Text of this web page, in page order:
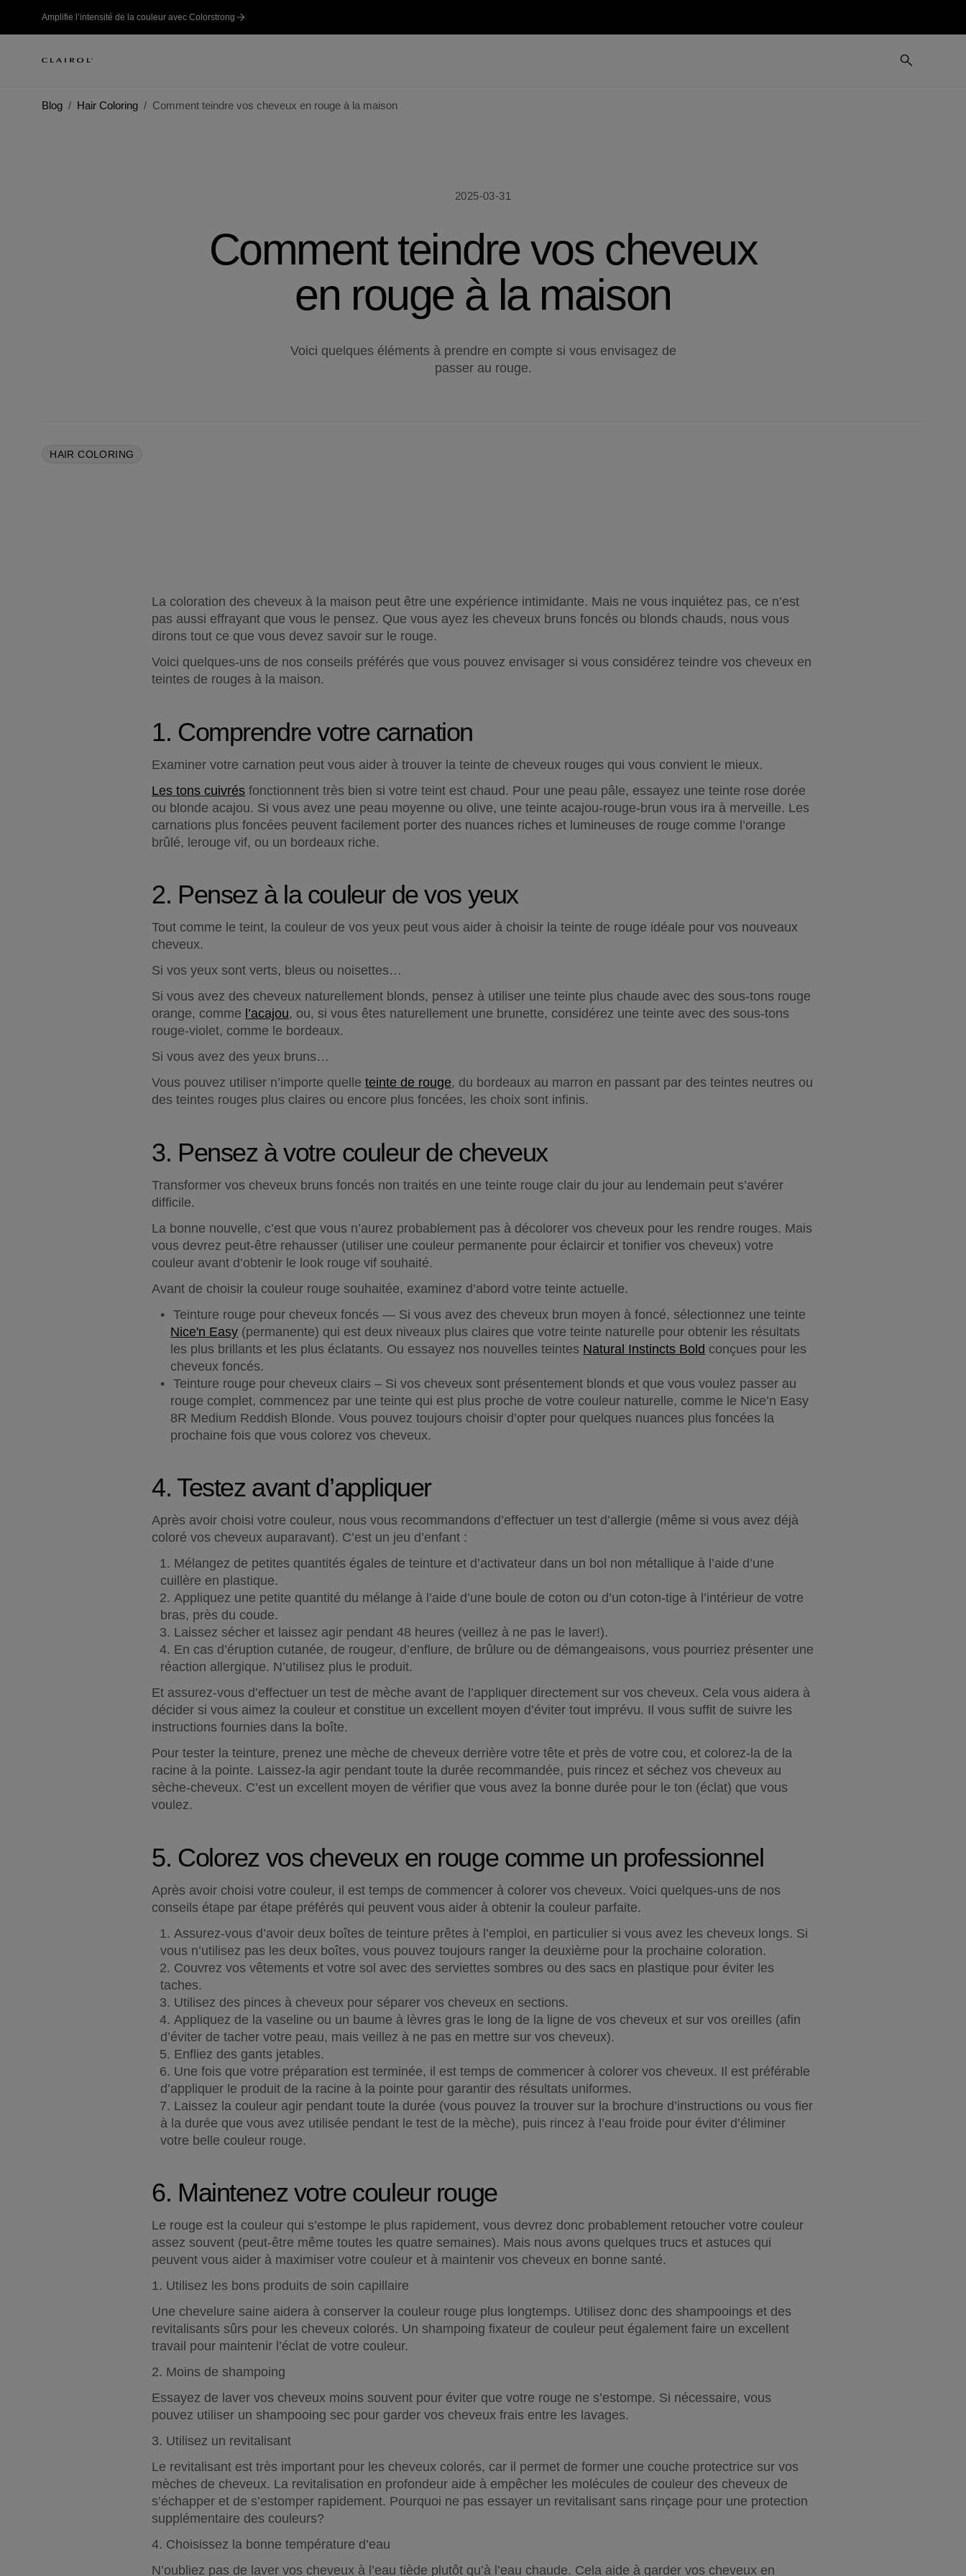
Amplifie l’intensité de la couleur avec Colorstrong
Blog Hair Coloring Comment teindre vos cheveux en rouge à la maison
2025-03-31
Comment teindre vos cheveux
en rouge à la maison
Voici quelques éléments à prendre en compte si vous envisagez de
passer au rouge.
HAIR COLORING
La coloration des cheveux à la maison peut être une expérience intimidante. Mais ne vous inquiétez pas, ce n’est
pas aussi effrayant que vous le pensez. Que vous ayez les cheveux bruns foncés ou blonds chauds, nous vous
dirons tout ce que vous devez savoir sur le rouge.
Voici quelques-uns de nos conseils préférés que vous pouvez envisager si vous considérez teindre vos cheveux en
teintes de rouges à la maison.
1. Comprendre votre carnation
Examiner votre carnation peut vous aider à trouver la teinte de cheveux rouges qui vous convient le mieux.
Les tons cuivrés fonctionnent très bien si votre teint est chaud. Pour une peau pâle, essayez une teinte rose dorée
ou blonde acajou. Si vous avez une peau moyenne ou olive, une teinte acajou-rouge-brun vous ira à merveille. Les
carnations plus foncées peuvent facilement porter des nuances riches et lumineuses de rouge comme l’orange
brûlé, lerouge vif, ou un bordeaux riche.
2. Pensez à la couleur de vos yeux
Tout comme le teint, la couleur de vos yeux peut vous aider à choisir la teinte de rouge idéale pour vos nouveaux
cheveux.
Si vos yeux sont verts, bleus ou noisettes…
Si vous avez des cheveux naturellement blonds, pensez à utiliser une teinte plus chaude avec des sous-tons rouge
orange, comme l’acajou, ou, si vous êtes naturellement une brunette, considérez une teinte avec des sous-tons
rouge-violet, comme le bordeaux.
Si vous avez des yeux bruns…
Vous pouvez utiliser n’importe quelle teinte de rouge, du bordeaux au marron en passant par des teintes neutres ou
des teintes rouges plus claires ou encore plus foncées, les choix sont infinis.
3. Pensez à votre couleur de cheveux
Transformer vos cheveux bruns foncés non traités en une teinte rouge clair du jour au lendemain peut s’avérer
difficile.
La bonne nouvelle, c’est que vous n’aurez probablement pas à décolorer vos cheveux pour les rendre rouges. Mais
vous devrez peut-être rehausser (utiliser une couleur permanente pour éclaircir et tonifier vos cheveux) votre
couleur avant d’obtenir le look rouge vif souhaité.
Avant de choisir la couleur rouge souhaitée, examinez d’abord votre teinte actuelle.
Nice'n Easy (permanente) qui est deux niveaux plus claires que votre teinte naturelle pour obtenir les résultats
les plus brillants et les plus éclatants. Ou essayez nos nouvelles teintes Natural Instincts Bold conçues pour les
cheveux foncés.
Teinture rouge pour cheveux clairs – Si vos cheveux sont présentement blonds et que vous voulez passer au
rouge complet, commencez par une teinte qui est plus proche de votre couleur naturelle, comme le Nice’n Easy
8R Medium Reddish Blonde. Vous pouvez toujours choisir d’opter pour quelques nuances plus foncées la
prochaine fois que vous colorez vos cheveux.
4. Testez avant d’appliquer
Après avoir choisi votre couleur, nous vous recommandons d’effectuer un test d’allergie (même si vous avez déjà
coloré vos cheveux auparavant). C’est un jeu d’enfant :
Mélangez de petites quantités égales de teinture et d’activateur dans un bol non métallique à l’aide d’une
cuillère en plastique.
Appliquez une petite quantité du mélange à l’aide d’une boule de coton ou d’un coton-tige à l’intérieur de votre
bras, près du coude.
Laissez sécher et laissez agir pendant 48 heures (veillez à ne pas le laver!).
En cas d’éruption cutanée, de rougeur, d’enflure, de brûlure ou de démangeaisons, vous pourriez présenter une
réaction allergique. N’utilisez plus le produit.
Et assurez-vous d’effectuer un test de mèche avant de l’appliquer directement sur vos cheveux. Cela vous aidera à
décider si vous aimez la couleur et constitue un excellent moyen d’éviter tout imprévu. Il vous suffit de suivre les
instructions fournies dans la boîte.
Pour tester la teinture, prenez une mèche de cheveux derrière votre tête et près de votre cou, et colorez-la de la
racine à la pointe. Laissez-la agir pendant toute la durée recommandée, puis rincez et séchez vos cheveux au
sèche-cheveux. C’est un excellent moyen de vérifier que vous avez la bonne durée pour le ton (éclat) que vous
voulez.
5. Colorez vos cheveux en rouge comme un professionnel
Après avoir choisi votre couleur, il est temps de commencer à colorer vos cheveux. Voici quelques-uns de nos
conseils étape par étape préférés qui peuvent vous aider à obtenir la couleur parfaite.
Assurez-vous d’avoir deux boîtes de teinture prêtes à l’emploi, en particulier si vous avez les cheveux longs. Si
vous n’utilisez pas les deux boîtes, vous pouvez toujours ranger la deuxième pour la prochaine coloration.
Couvrez vos vêtements et votre sol avec des serviettes sombres ou des sacs en plastique pour éviter les
taches.
Utilisez des pinces à cheveux pour séparer vos cheveux en sections.
Appliquez de la vaseline ou un baume à lèvres gras le long de la ligne de vos cheveux et sur vos oreilles (afin
d’éviter de tacher votre peau, mais veillez à ne pas en mettre sur vos cheveux).
Enfliez des gants jetables.
Une fois que votre préparation est terminée, il est temps de commencer à colorer vos cheveux. Il est préférable
d’appliquer le produit de la racine à la pointe pour garantir des résultats uniformes.
Laissez la couleur agir pendant toute la durée (vous pouvez la trouver sur la brochure d’instructions ou vous fier
à la durée que vous avez utilisée pendant le test de la mèche), puis rincez à l’eau froide pour éviter d’éliminer
votre belle couleur rouge.
6. Maintenez votre couleur rouge
Le rouge est la couleur qui s’estompe le plus rapidement, vous devrez donc probablement retoucher votre couleur
assez souvent (peut-être même toutes les quatre semaines). Mais nous avons quelques trucs et astuces qui
peuvent vous aider à maximiser votre couleur et à maintenir vos cheveux en bonne santé.
1. Utilisez les bons produits de soin capillaire
Une chevelure saine aidera à conserver la couleur rouge plus longtemps. Utilisez donc des shampooings et des
revitalisants sûrs pour les cheveux colorés. Un shampoing fixateur de couleur peut également faire un excellent
travail pour maintenir l’éclat de votre couleur.
2. Moins de shampoing
Essayez de laver vos cheveux moins souvent pour éviter que votre rouge ne s’estompe. Si nécessaire, vous
pouvez utiliser un shampooing sec pour garder vos cheveux frais entre les lavages.
3. Utilisez un revitalisant
Le revitalisant est très important pour les cheveux colorés, car il permet de former une couche protectrice sur vos
mèches de cheveux. La revitalisation en profondeur aide à empêcher les molécules de couleur des cheveux de
s’échapper et de s’estomper rapidement. Pourquoi ne pas essayer un revitalisant sans rinçage pour une protection
supplémentaire des couleurs?
4. Choisissez la bonne température d’eau
N’oubliez pas de laver vos cheveux à l’eau tiède plutôt qu’à l’eau chaude. Cela aide à garder vos cheveux en